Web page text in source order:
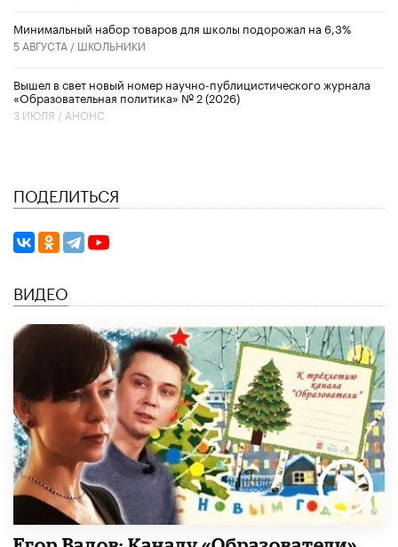
Минимальный набор товаров для школы подорожал на 6,3%
5 АВГУСТА / ШКОЛЬНИКИ
Вышел в свет новый номер научно-публицистического журнала
«Образовательная политика» № 2 (2026)
3 ИЮЛЯ / АНОНС
ПОДЕЛИТЬСЯ
ВИДЕО